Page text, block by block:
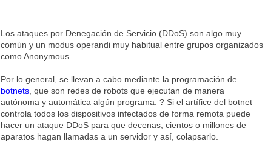
Los ataques por Denegación de Servicio (DDoS) son algo muy
común y un modus operandi muy habitual entre grupos organizados
como Anonymous.
Por lo general, se llevan a cabo mediante la programación de
botnets , que son redes de robots que ejecutan de manera
autónoma y automática algún programa. ? Si el artífice del botnet
controla todos los dispositivos infectados de forma remota puede
hacer un ataque DDoS para que decenas, cientos o millones de
aparatos hagan llamadas a un servidor y así, colapsarlo.